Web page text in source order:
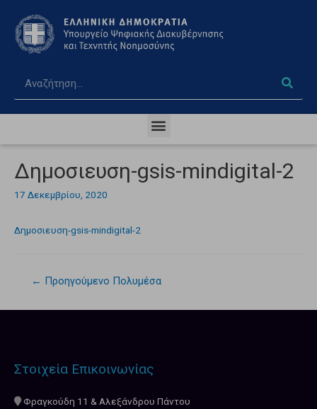
Δημοσιευση-gsis-mindigital-2
17 Δεκεμβρίου, 2020
Δημοσιευση-gsis-mindigital-2
← Προηγούμενο Πολυμέσα
Στοιχεία Επικοινωνίας
Φραγκούδη 11 & Αλεξάνδρου Πάντου